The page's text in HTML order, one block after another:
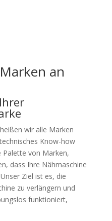
an
wir alle Marken
Know-how
Palette von Marken,
dass Ihre Nähmaschine
Ziel ist es, die
zu verlängern und
funktioniert,